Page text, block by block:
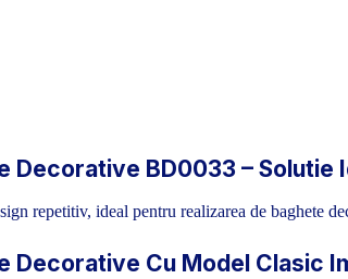
Decorative BD0033 – Solutie
repetitiv, ideal pentru realizarea de baghete
Decorative Cu Model Clasic